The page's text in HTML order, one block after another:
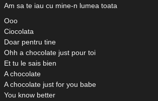
Am sa te iau cu mine-n lumea toata
Ooo
Ciocolata
Doar pentru tine
Ohh a chocolate just pour toi
Et tu le sais bien
A chocolate
A chocolate just for you babe
You know better